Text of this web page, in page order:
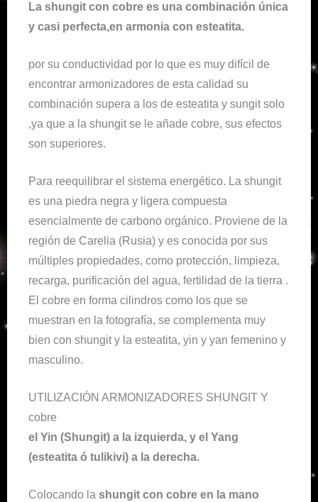
La shungit con cobre es una combinación única
y casi perfecta,en armonia con esteatita.
por su conductividad por lo que es muy difícil de
encontrar armonizadores de esta calidad su
combinación supera a los de esteatita y sungit solo
,ya que a la shungit se le añade cobre, sus efectos
son superiores.
Para reequilibrar el sistema energético. La shungit
es una piedra negra y ligera compuesta
esencialmente de carbono orgánico. Proviene de la
región de Carelia (Rusia) y es conocida por sus
múltiples propiedades, como protección, limpieza,
recarga, purificación del agua, fertilidad de la tierra .
El cobre en forma cilindros como los que se
muestran en la fotografía, se complementa muy
bien con shungit y la esteatita, yin y yan femenino y
masculino.
UTILIZACIÓN ARMONIZADORES SHUNGIT Y
cobre
el Yin (Shungit) a la izquierda, y el Yang
(esteatita ó tulikivi) a la derecha.
Colocando la shungit con cobre en la mano